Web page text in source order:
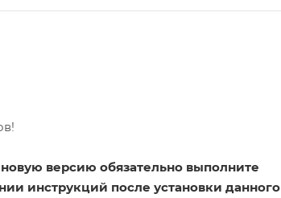
версию обязательно выполните
инструкций после установки данного